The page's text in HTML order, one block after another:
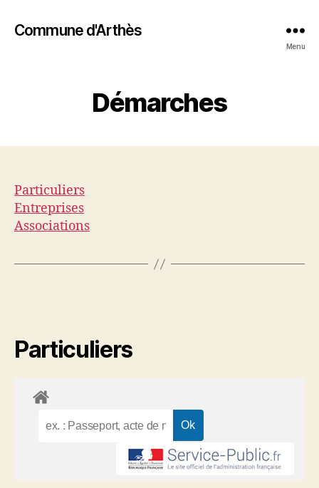
Commune d'Arthès
Menu
Démarches
Particuliers
Entreprises
Associations
Particuliers